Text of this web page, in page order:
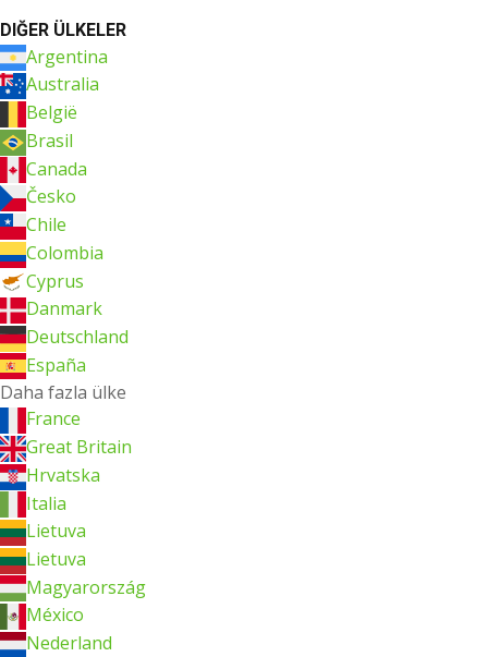
DIĞER ÜLKELER
Argentina
Australia
België
Brasil
Canada
Česko
Chile
Colombia
Cyprus
Danmark
Deutschland
España
Daha fazla ülke
France
Great Britain
Hrvatska
Italia
Lietuva
Lietuva
Magyarország
México
Nederland